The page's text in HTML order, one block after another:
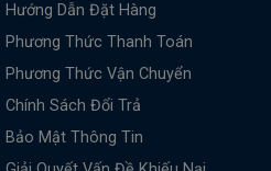
Hướng Dẫn Đặt Hàng
Phương Thức Thanh Toán
Phương Thức Vận Chuyển
Chính Sách Đổi Trả
Bảo Mật Thông Tin